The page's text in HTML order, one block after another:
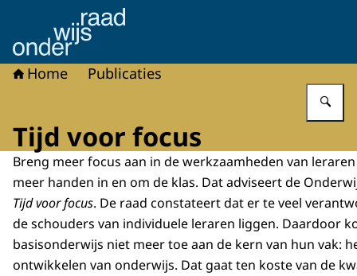
Naar de homepage van Onderwijsraad
Home Publicaties
Tijd voor focus
Breng meer focus aan in de werkzaamheden van
meer handen in en om de klas. Dat adviseert de
Tijd voor focus. De raad constateert dat er te veel
de schouders van individuele leraren liggen. Daardoor
basisonderwijs niet meer toe aan de kern van hun vak:
ontwikkelen van onderwijs. Dat gaat ten koste van de